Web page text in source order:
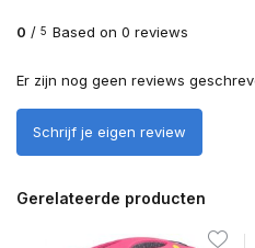
0 / 5 Based on 0 reviews
Er zijn nog geen reviews
Schrijf je eigen review
Gerelateerde producten